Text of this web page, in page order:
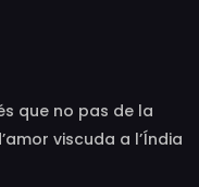
Flamand, Claude
Simonet,
Duras,
Claude Biette,
que no pas de la
viscuda a l’Índia